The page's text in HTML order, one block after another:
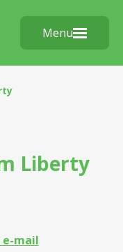
Menu
Liberty
e-mail